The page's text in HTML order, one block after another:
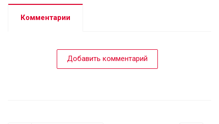
Комментарии
Добавить комментарий